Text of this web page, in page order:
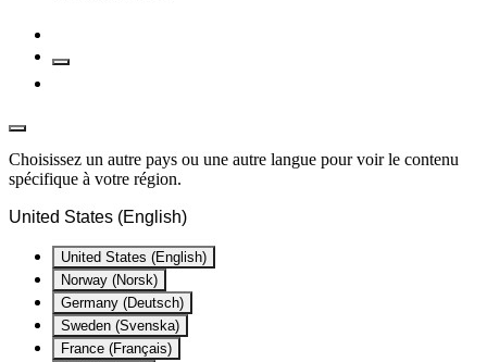
Choisissez un autre pays ou une autre langue pour voir le contenu
spécifique à votre région.
United States (English)
United States (English)
Norway (Norsk)
Germany (Deutsch)
Sweden (Svenska)
France (Français)